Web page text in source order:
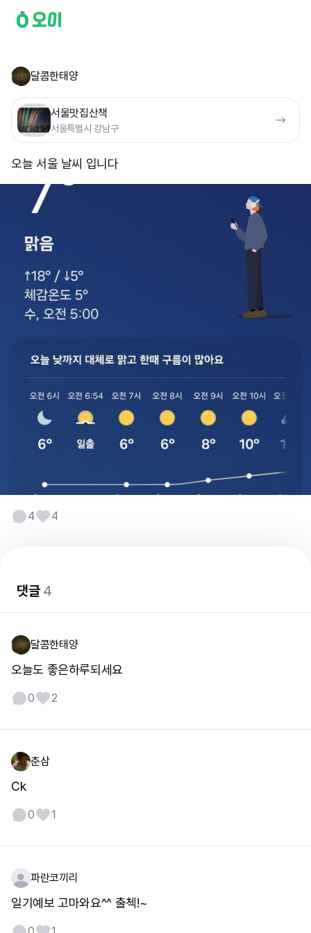
달콤한태양
서울맛집산책
서울특별시 강남구
오늘 서울 날씨 입니다
4 4
댓글4
달콤한태양
오늘도 좋은하루되세요
0 2
춘삼
Ck
0 1
파란코끼리
일기예보 고마와요^^ 출첵!~